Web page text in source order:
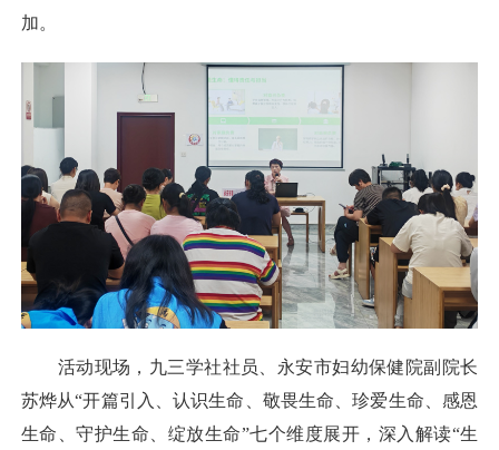
加。
活动现场，九三学社社员、永安市妇幼保健院副院长
苏烨从“开篇引入、认识生命、敬畏生命、珍爱生命、感恩
生命、守护生命、绽放生命”七个维度展开，深入解读“生